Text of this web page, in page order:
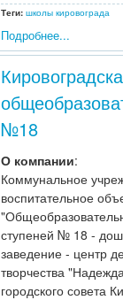
Теги: школы кировограда
Подробнее...
№18
О компании:
Коммунальное
воспитательное
ступеней № 18 -
заведение - центр
творчества
городского совета